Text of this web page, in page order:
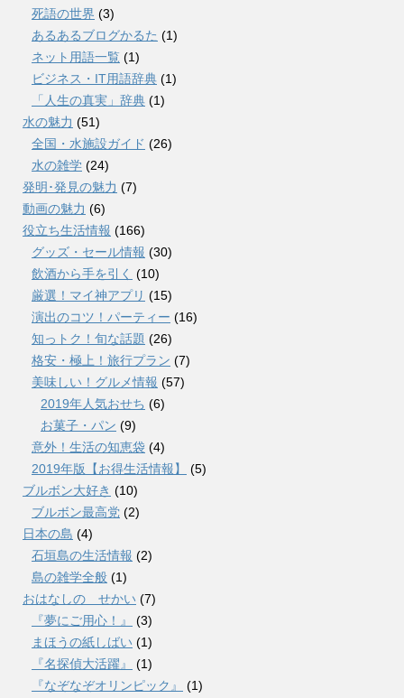
死語の世界 (3)
あるあるブログかるた (1)
ネット用語一覧 (1)
ビジネス・IT用語辞典 (1)
「人生の真実」辞典 (1)
水の魅力 (51)
全国・水施設ガイド (26)
水の雑学 (24)
発明･発見の魅力 (7)
動画の魅力 (6)
役立ち生活情報 (166)
グッズ・セール情報 (30)
飲酒から手を引く (10)
厳選！マイ神アプリ (15)
演出のコツ！パーティー (16)
知っトク！旬な話題 (26)
格安・極上！旅行プラン (7)
美味しい！グルメ情報 (57)
2019年人気おせち (6)
お菓子・パン (9)
意外！生活の知恵袋 (4)
2019年版【お得生活情報】
(5)
ブルボン大好き (10)
ブルボン最高党 (2)
日本の島 (4)
石垣島の生活情報 (2)
島の雑学全般 (1)
おはなしの せかい (7)
『夢にご用心！』
(3)
まほうの紙しばい (1)
『名探偵大活躍』
(1)
『なぞなぞオリンピック』
(1)